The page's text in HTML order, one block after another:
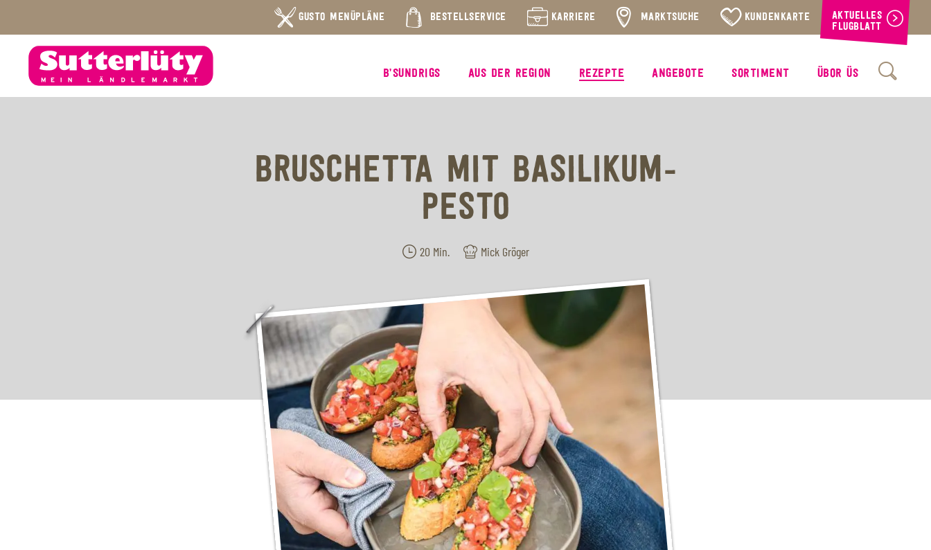
GUSTO MENÜPLÄNE BESTELLSERVICE KARRIERE MARKTSUCHE KUNDENKARTE
AKTUELLES
FLUGBLATT
B’SUNDRIGS AUS DER REGION REZEPTE ANGEBOTE SORTIMENT ÜBOR ÜS
BRUSCHETTA MIT BASILIKUM-
PESTO
20 Min. Mick Gröger